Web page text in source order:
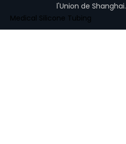
l'Union de Shanghai.
Medical Silicone Tubing